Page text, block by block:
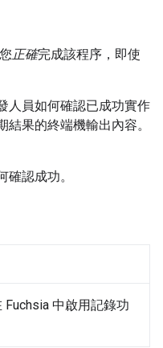
正確完成該程序，即使
人員如何確認已成功實作
果的終端機輸出內容。
認成功。
中啟用記錄功